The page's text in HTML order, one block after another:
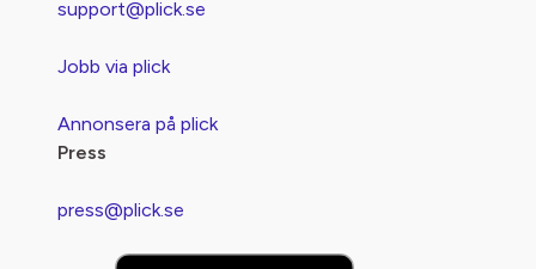
support@plick.se
Jobb via plick
Annonsera på plick
Press
press@plick.se